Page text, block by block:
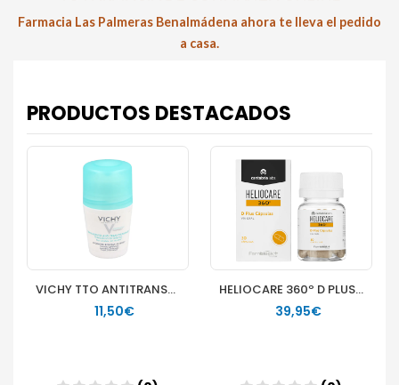
Farmacia Las Palmeras Benalmádena ahora te lleva el pedido
a casa.